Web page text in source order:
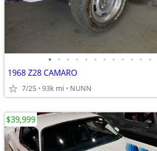
• • • • • • • • • • • •
1968 Z28 CAMARO
7/25 93k mi NUNN
$39,999